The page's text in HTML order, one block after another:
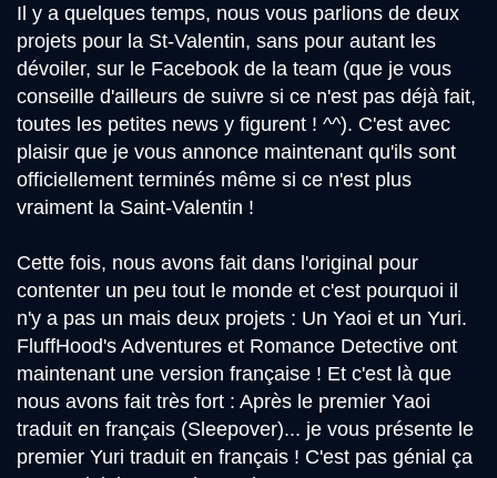
Il y a quelques temps, nous vous parlions de deux
projets pour la St-Valentin, sans pour autant les
dévoiler, sur le Facebook de la team (que je vous
conseille d'ailleurs de suivre si ce n'est pas déjà fait,
toutes les petites news y figurent ! ^^). C'est avec
plaisir que je vous annonce maintenant qu'ils sont
officiellement terminés même si ce n'est plus
vraiment la Saint-Valentin !
Cette fois, nous avons fait dans l'original pour
contenter un peu tout le monde et c'est pourquoi il
n'y a pas un mais deux projets : Un Yaoi et un Yuri.
FluffHood's Adventures et Romance Detective ont
maintenant une version française ! Et c'est là que
nous avons fait très fort : Après le premier Yaoi
traduit en français (Sleepover)... je vous présente le
premier Yuri traduit en français ! C'est pas génial ça